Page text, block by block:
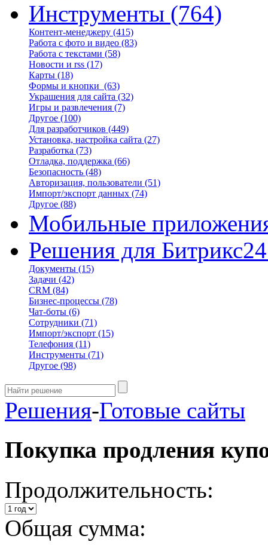
Инструменты (764)
Контент-менеджеру (415)
Работа с фото и видео (83)
Работа с текстами (58)
Новости и rss (17)
Карты (18)
Формы и кнопки (63)
Украшения для сайта (32)
Игры и развлечения (7)
Другое (100)
Для разработчиков (449)
Установка, настройка сайта (27)
Разработка (73)
Отладка, поддержка (66)
Безопасность (48)
Авторизация, пользователи (51)
Импорт/экспорт данных (74)
Другое (88)
Мобильные
Решения для Битрикс24
Документы (15)
Задачи (42)
CRM (84)
Бизнес-процессы (78)
Чат-боты (6)
Сотрудники (71)
Импорт/экспорт (15)
Телефония (11)
Инструменты (71)
Другое (98)
Решения-Готовые сайты
Покупка продления
Продолжительность:
Общая сумма: